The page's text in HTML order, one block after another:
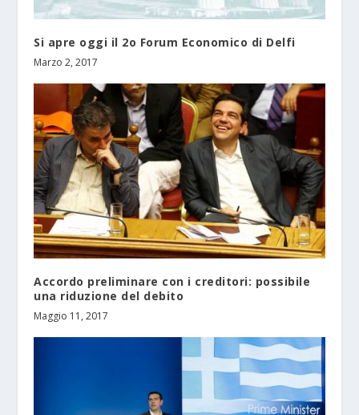
Si apre oggi il 2o Forum Economico di Delfi
Marzo 2, 2017
Accordo preliminare con i creditori: possibile
una riduzione del debito
Maggio 11, 2017